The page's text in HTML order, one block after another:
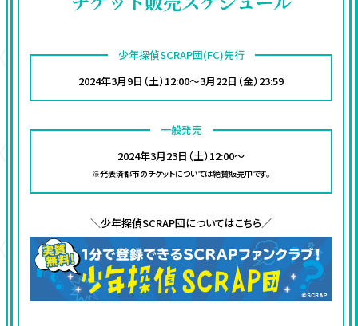
少年探偵SCRAP団(FC)先行
2024年3月9日（土）12:00～3月22日（金）23:59
一般発売
2024年3月23日（土）12:00〜
※発表済都市のチケットについては絶賛販売中です。
＼少年探偵SCRAP団についてはこちら／